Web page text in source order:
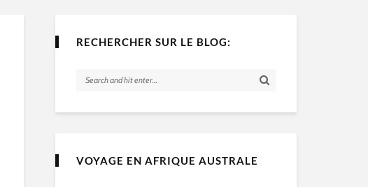
RECHERCHER SUR LE BLOG:
VOYAGE EN AFRIQUE AUSTRALE